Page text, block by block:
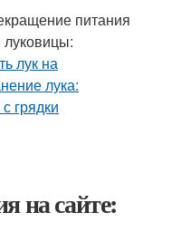
питания
луковицы:
на сайте: